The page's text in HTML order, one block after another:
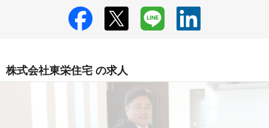
株式会社東栄住宅 の求人